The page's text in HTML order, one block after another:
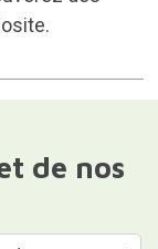
de nos